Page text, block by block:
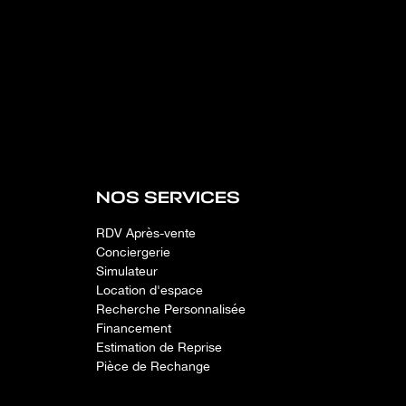
NOS SERVICES
RDV Après-vente
Conciergerie
Simulateur
Location d'espace
Recherche Personnalisée
Financement
Estimation de Reprise
Pièce de Rechange